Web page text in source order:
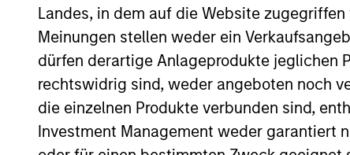
Landes, in dem auf die Website
Meinungen stellen weder ein
dürfen derartige Anlageprodukte jeglichen
rechtswidrig sind, weder angeboten noch
die einzelnen Produkte verbunden sind,
Investment Management weder garantiert
Morgan
Morgan